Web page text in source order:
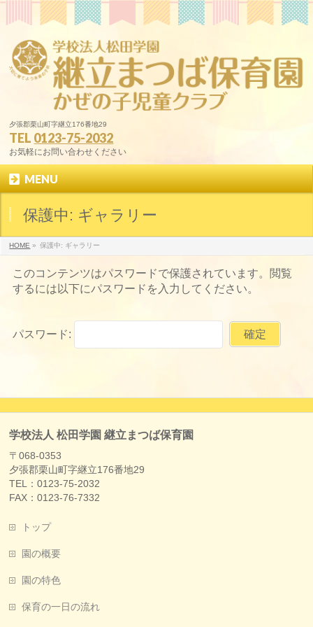
夕張郡栗山町字継立176番地29
TEL 0123-75-2032
お気軽にお問い合わせください
MENU
保護中: ギャラリー
HOME » 保護中: ギャラリー
このコンテンツはパスワードで保護されています。閲覧
するには以下にパスワードを入力してください。
パスワード:
学校法人 松田学園 継立まつば保育園
〒068-0353
夕張郡栗山町字継立176番地29
TEL：0123-75-2032
FAX：0123-76-7332
トップ
園の概要
園の特色
保育の一日の流れ